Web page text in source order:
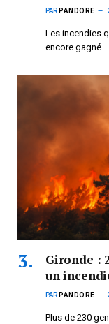
PAR PANDORE
Les incendies
encore gagné…
Gironde :
un
PAR PANDORE
Plus de 230